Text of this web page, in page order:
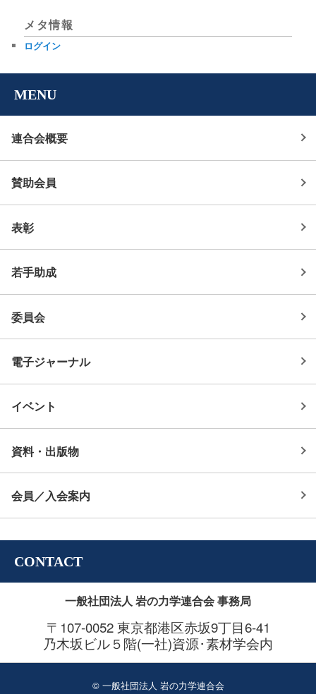
メタ情報
ログイン
CONTACT
一般社団法人 岩の力学連合会 事務局
〒107-0052 東京都港区赤坂9丁目6-41
乃木坂ビル５階(一社)資源･素材学会内
MENU
連合会概要
賛助会員
表彰
若手助成
委員会
電子ジャーナル
イベント
資料・出版物
会員／入会案内
© 一般社団法人 岩の力学連合会